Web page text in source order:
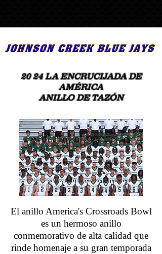
20 24 LA ENCRUCIJADA DE
AMÉRICA
ANILLO DE TAZÓN
El anillo America's Crossroads Bowl
es un hermoso anillo
conmemorativo de alta calidad que
rinde homenaje a su gran temporada